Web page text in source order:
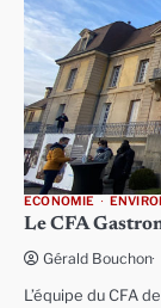
ECONOMIE
Le CFA
Gérald Bouchon
L’équipe du CFA